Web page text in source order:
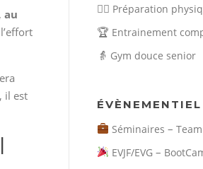
au
il est
🏃‍♀️ Préparation
🏆 Entrainement
👵 Gym douce senior
ÉVÈNEMENTIEL
Séminaires –
EVJF/EVG –